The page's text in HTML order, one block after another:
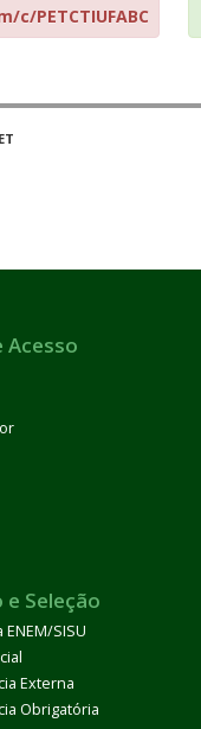
c/PETCTIUFABC
Acesso
e Seleção
SISU
Externa
Obrigatória